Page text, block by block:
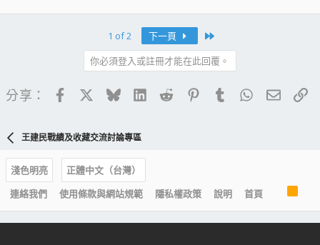
1 of 2 下一頁
你必須登入或註冊才能在此回覆。
分享： FacebookBlueskyLinkedIn
Reddit PinterestTumblrWhatsApp
電子
王建民戰績及收藏交流討論專區
淺色明亮
正體中文（台灣）
連絡我們
使用條款與網站規範 隱私權政策 說明 首頁
S